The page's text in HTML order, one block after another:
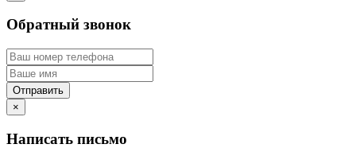
Обратный звонок
×
Написать письмо